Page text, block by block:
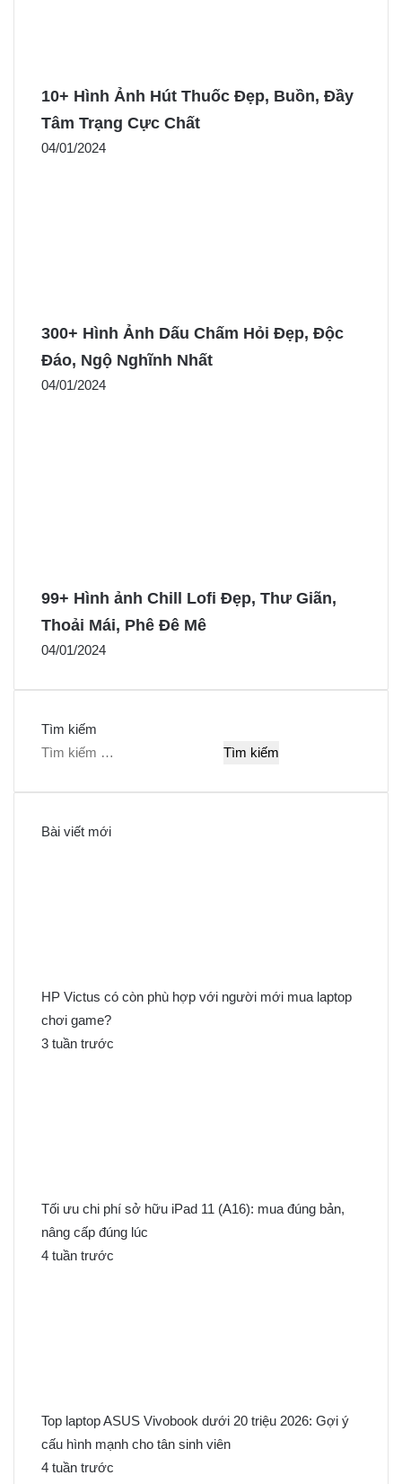
10+ Hình Ảnh Hút Thuốc Đẹp, Buồn, Đầy
Tâm Trạng Cực Chất
04/01/2024
300+ Hình Ảnh Dấu Chấm Hỏi Đẹp, Độc
Đáo, Ngộ Nghĩnh Nhất
04/01/2024
99+ Hình ảnh Chill Lofi Đẹp, Thư Giãn,
Thoải Mái, Phê Đê Mê
04/01/2024
Tìm kiếm
T
Bài viết mới
HP Victus có còn phù hợp với người mới mua laptop
chơi game?
3 tuần trước
Tối ưu chi phí sở hữu iPad 11 (A16): mua đúng bản,
nâng cấp đúng lúc
4 tuần trước
Top laptop ASUS Vivobook dưới 20 triệu 2026: Gợi ý
cấu hình mạnh cho tân sinh viên
4 tuần trước